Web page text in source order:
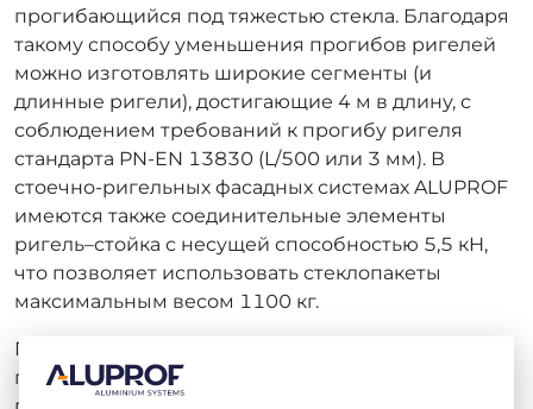
прогибающийся под тяжестью стекла. Благодаря
такому способу уменьшения прогибов ригелей
можно изготовлять широкие сегменты (и
длинные ригели), достигающие 4 м в длину, с
соблюдением требований к прогибу ригеля
стандарта PN-EN 13830 (L/500 или 3 мм). В
стоечно-ригельных фасадных системах ALUPROF
имеются также соединительные элементы
ригель–стойка с несущей способностью 5,5 кН,
что позволяет использовать стеклопакеты
максимальным весом 1100 кг.
При помощи современных технологий,
предлагаемых компанией ALUPROF, удалось